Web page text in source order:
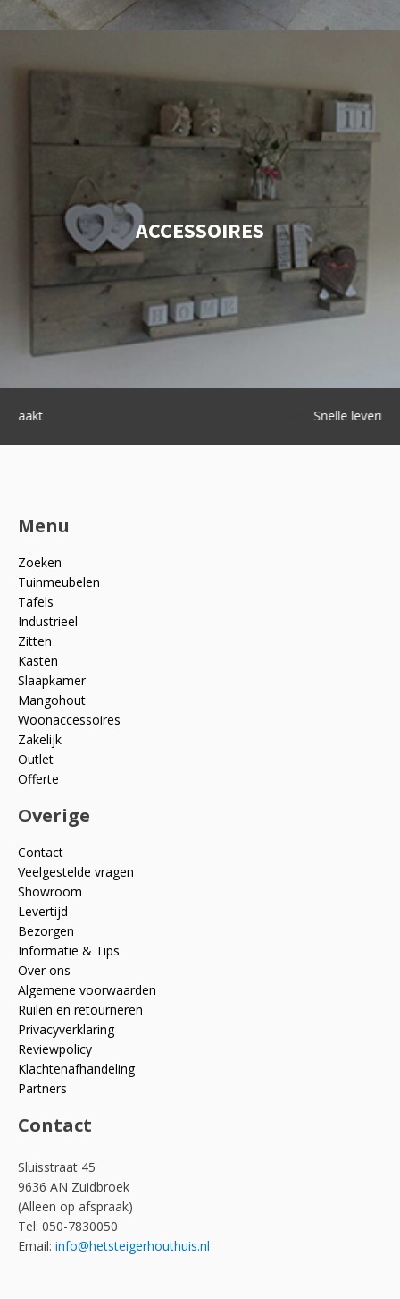
ACCESSOIRES
Menu
Zoeken
Tuinmeubelen
Tafels
Industrieel
Zitten
Kasten
Slaapkamer
Mangohout
Woonaccessoires
Zakelijk
Outlet
Offerte
Overige
Contact
Veelgestelde vragen
Showroom
Levertijd
Bezorgen
Informatie & Tips
Over ons
Algemene voorwaarden
Ruilen en retourneren
Privacyverklaring
Reviewpolicy
Klachtenafhandeling
Partners
Contact
Sluisstraat 45
9636 AN Zuidbroek
(Alleen op afspraak)
Tel: 050-7830050
Email: info@hetsteigerhouthuis.nl